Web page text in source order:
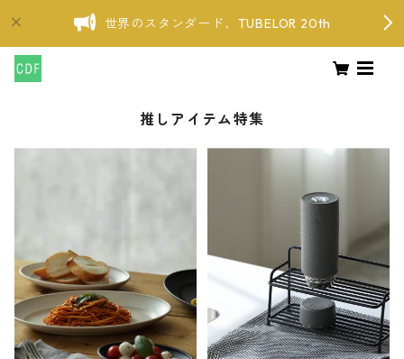
世界のスタンダード、TUBELOR 20th
推しアイテム特集